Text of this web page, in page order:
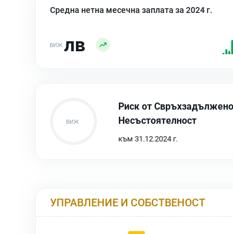
Средна нетна месечна заплата за 2024 г.
лв
Риск от
Несъстоятелност
към 31.12.2024 г.
УПРАВЛЕНИЕ И СОБСТВЕНОСТ